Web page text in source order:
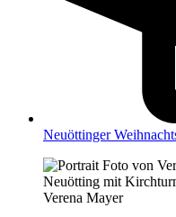
Neuöttinger
Verena Mayer